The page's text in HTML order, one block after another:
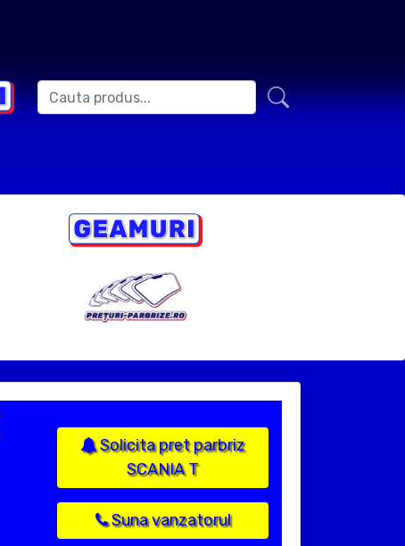
Solicita pret parbriz
SCANIA T
Suna vanzatorul